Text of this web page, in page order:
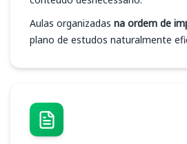
Aulas organizadas na ordem de
plano de estudos naturalmente